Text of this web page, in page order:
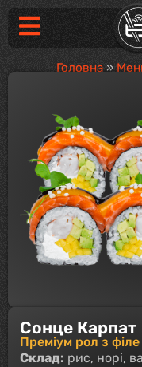
Головна »
Сонце Карпат
Преміум рол з
Склад: рис, норі,